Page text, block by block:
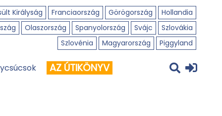
Királyság Franciaország Görögország
Hollandia
Olaszország Spanyolország Svájc
Szlovákia
Szlovénia
Magyarország Piggyland
AZ ÚTIKÖNYV